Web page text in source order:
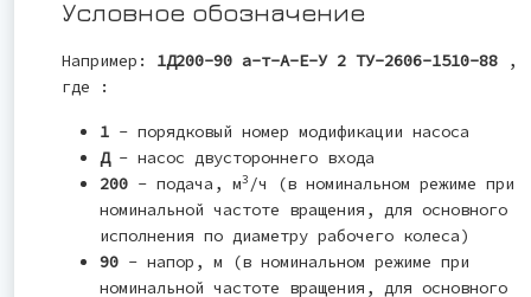
Условное обозначение
Например: 1Д200-90 а-т-А-Е-У 2 ТУ-2606-1510-88 ,
где :
1 - порядковый номер модификации насоса
Д- насос двустороннего входа
200 - подача, м3 /ч (в номинальном режиме при
номинальной частоте вращения, для основного
исполнения по диаметру рабочего колеса)
90 - напор, м (в номинальном режиме при
номинальной частоте вращения, для основного